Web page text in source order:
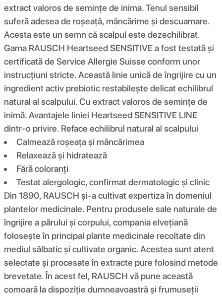
extract valoros de semințe de inima. Tenul sensibil
suferă adesea de roșeață, mâncărime și descuamare.
Acesta este un semn că scalpul este dezechilibrat.
Gama RAUSCH Heartseed SENSITIVE a fost testată și
certificată de Service Allergie Suisse conform unor
instrucțiuni stricte. Această linie unică de îngrijire cu un
ingredient activ prebiotic restabilește delicat echilibrul
natural al scalpului. Cu extract valoros de semințe de
inimă. Avantajele liniei Heartseed SENSITIVE LINE
dintr-o privire. Reface echilibrul natural al scalpului
Calmează roșeața și mâncărimea
Relaxează și hidratează
Fără coloranți
Testat alergologic, confirmat dermatologic și clinic
Din 1890, RAUSCH și-a cultivat expertiza în domeniul
plantelor medicinale. Pentru produsele sale naturale de
îngrijire a părului și corpului, compania elvețiană
folosește în principal plante medicinale recoltate din
mediul sălbatic și cultivate organic. Acestea sunt atent
selectate și procesate în extracte pure folosind metode
brevetate. În acest fel, RAUSCH vă pune această
comoară la dispoziție dumneavoastră și frumuseții